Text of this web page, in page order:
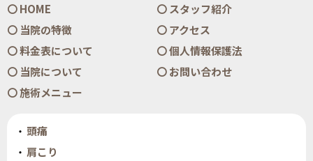
HOME
当院の特徴
料金表について
当院について
スタッフ紹介
アクセス
個人情報保護法
お問い合わせ
施術メニュー
頭痛
肩こり